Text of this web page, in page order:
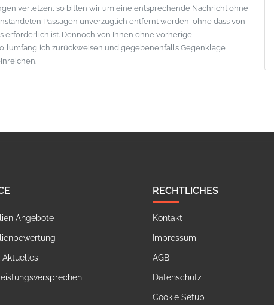
verletzen, so bitten wir um eine entsprechende Nachricht ohne
Passagen unverzüglich entfernt werden, ohne dass von
erforderlich ist. Dennoch von Ihnen ohne vorherige
zurückweisen und gegebenenfalls Gegenklage
Angebote
Aktuelles
RECHTLICHES
Kontakt
Impressum
AGB
Datenschutz
Cookie Setup